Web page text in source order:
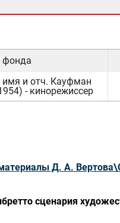
фонда
имя и отч. Кауфман
- кинорежиссер
Д. А.
сценария